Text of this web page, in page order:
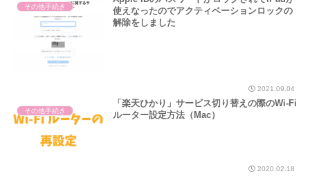
その他手続き
使えなったのでアクティベーションロックの
解除をしました
2021.09.04
その他手続き
「楽天ひかり」サービス切り替えの際のWi-Fi
ルーター設定方法（Mac）
2020.02.18